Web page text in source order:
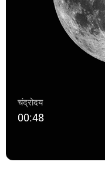
चंद्रोदय
00:48